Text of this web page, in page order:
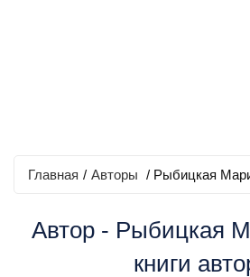
Главная / Авторы / Рыбицкая
Автор - Рыбицкая
книги